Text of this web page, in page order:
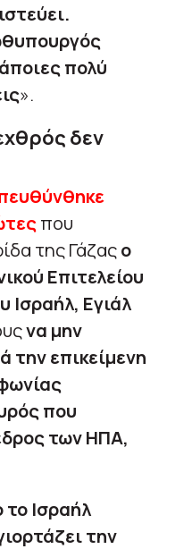
πολύ
».
δεν
που
της Γάζαςο
Επιτελείου
Ισραήλ, Εγιάλ
να μην
επικείμενη
που
των ΗΠΑ,
Ισραήλ
την